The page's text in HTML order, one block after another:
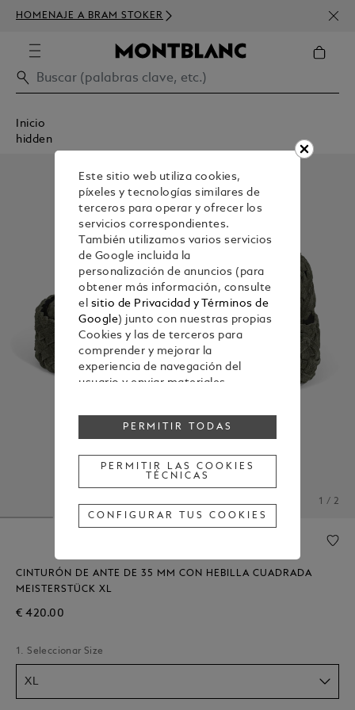
HOMENAJE A BRAM STOKER
DE
Inicio
hidden
1 / 2
CINTURÓN DE ANTE DE 35 MM CON HEBILLA CUADRADA
MEISTERSTÜCK XL
€ 420.00
1. Seleccionar Size
XL
Este sitio web utiliza cookies,
píxeles y tecnologías similares de
terceros para operar y ofrecer los
servicios correspondientes.
También utilizamos varios servicios
de Google incluida la
personalización de anuncios (para
obtener más información, consulte
el sitio de Privacidad y Términos de
Google) junto con nuestras propias
Cookies y las de terceros para
comprender y mejorar la
experiencia de navegación del
usuario y enviar materiales
preferencias mostradas durante la
navegación.
consentimiento a alguna o todas
las cookies, haz clic en "Configurar
información, consulta nuestra
Política de cookies.
las cookies mencionadas
anteriormente.
técnicas.
PERMITIR TODAS
PERMITIR LAS COOKIES
TÉCNICAS
CONFIGURAR TUS COOKIES